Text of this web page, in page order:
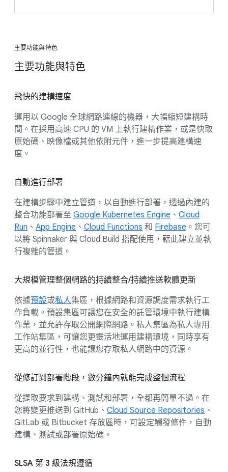
主要功能與特色
主要功能與特色
飛快的建構速度
運用以 Google 全球網路連線的機器，大幅縮短建構時
間。在採用高速 CPU 的 VM 上執行建構作業，或是快取
原始碼、映像檔或其他依附元件，進一步提高建構速
度。
自動進行部署
在建構步驟中建立管道，以自動進行部署，透過內建的
整合功能部署至 Google Kubernetes Engine 、 Cloud
Run 、 App Engine 、 Cloud Functions 和 Firebase 。您可
以將 Spinnaker 與 Cloud Build 搭配使用，藉此建立並執
行複雜的管道。
大規模管理整個網路的持續整合/持續推送軟體更新
依據預設或私人集區，根據網路和資源調度需求執行工
作負載。預設集區可讓您在安全的託管環境中執行建構
作業，並允許存取公開網際網路。私人集區為私人專用
工作站集區，可讓您更靈活地運用建構環境，同時享有
更高的並行性，也能讓您存取私人網路中的資源。
從修訂到部署階段，數分鐘內就能完成整個流程
從提取要求到建構、測試和部署，全都再簡單不過。在
您將變更推送到 GitHub、 Cloud Source Repositories 、
GitLab 或 Bitbucket 存放區時，可設定觸發條件，自動
建構、測試或部署原始碼。
SLSA 第 3 級法規遵循